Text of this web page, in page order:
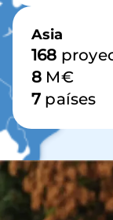
Asia
168
8 M€
7 países